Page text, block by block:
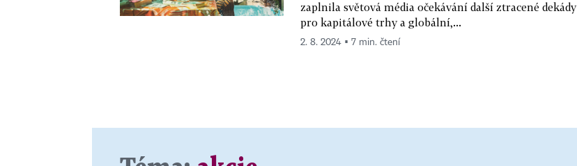
zaplnila světová média očekávání další ztracené dekády
pro kapitálové trhy a globální,...
2. 8. 2024 ▪ 7 min. čtení